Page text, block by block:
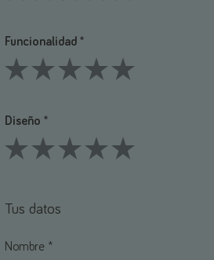
Funcionalidad *
Diseño *
Tus datos
Nombre *